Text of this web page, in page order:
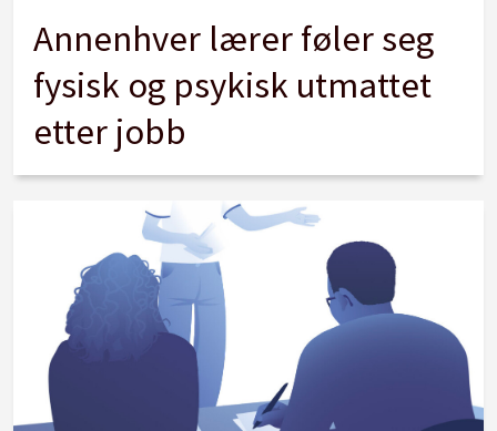
Annenhver lærer føler seg
fysisk og psykisk utmattet
etter jobb